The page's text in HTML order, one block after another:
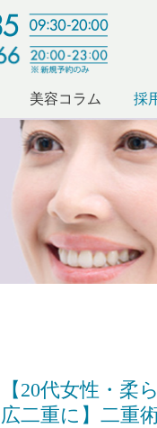
美容コラム 採
【20代女性・柔
広二重に】二重